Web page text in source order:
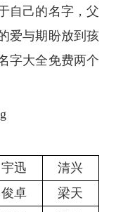
自己的名字，父
爱与期盼放到孩
字大全免费两个
宇迅
清兴
俊卓
梁天